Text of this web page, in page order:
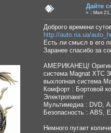
Дайте
« : Мая
Доброго времени
http://auto.ria.ua/
Есть ли смысл в его
Заранее спасибо за
АМЕРИКАНЕЦ!
система Magnat XTC
выхлопная система
Комфорт : Бортовой
Электропакет
Мультимедиа : DVD,
Безопасность : ABS,
Немного пугает